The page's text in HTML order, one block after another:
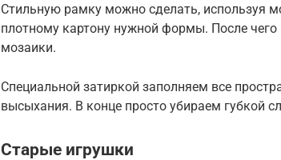
Стильную рамку можно сделать, используя
плотному картону нужной формы. После
мозаики.
Специальной затиркой заполняем все
высыхания. В конце просто убираем губкой
Старые игрушки